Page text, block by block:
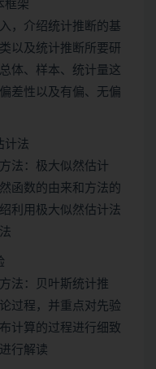
框架
，介绍统计推断的基
以及统计推断所要研
体、样本、统计量这
差性以及有偏、无偏
计法
法：极大似然估计
函数的由来和方法的
利用极大似然估计法
法：贝叶斯统计推
过程，并重点对先验
计算的过程进行细致
行解读